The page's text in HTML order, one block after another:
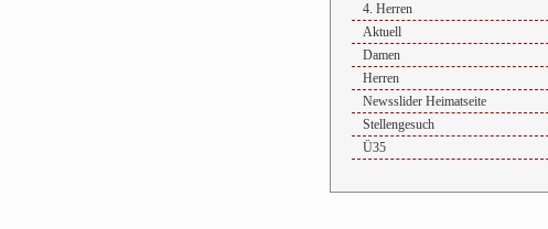
4. Herren
Aktuell
Damen
Herren
Newsslider Heimatseite
Stellengesuch
Ü35